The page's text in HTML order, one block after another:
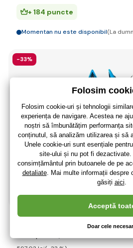
+ 184 puncte
Momentan nu este disponibil(La
-33%
Bestway 65115 Caiac gonflabil